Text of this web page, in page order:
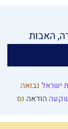
ישראל נבואה
הודאה נס
, האבות